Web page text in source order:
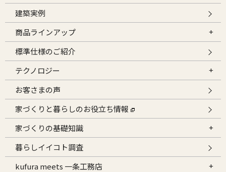
建築実例
商品ラインアップ
標準仕様のご紹介
テクノロジー
お客さまの声
家づくりと暮らしのお役立ち情報
家づくりの基礎知識
暮らしイイコト調査
kufura meets 一条工務店